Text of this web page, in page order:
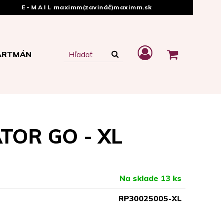
E-MAIL maximm(zavináč)maximm.sk
GO - XL
Na sklade 13 ks
RP30025005-XL